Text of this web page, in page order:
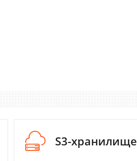
S3-хранилище